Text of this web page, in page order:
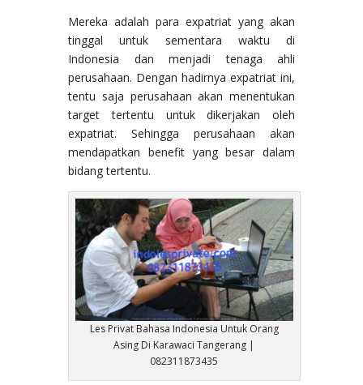
Mereka adalah para expatriat yang akan
tinggal untuk sementara waktu di
Indonesia dan menjadi tenaga ahli
perusahaan. Dengan hadirnya expatriat ini,
tentu saja perusahaan akan menentukan
target tertentu untuk dikerjakan oleh
expatriat. Sehingga perusahaan akan
mendapatkan benefit yang besar dalam
bidang tertentu.
Les Privat Bahasa Indonesia Untuk Orang
Asing Di Karawaci Tangerang |
082311873435